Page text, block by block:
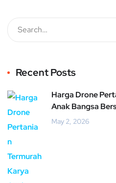
Recent Posts
Harga Drone
Anak Bangsa
May 2, 2026